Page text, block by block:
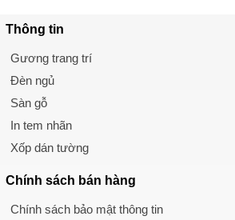
Thông tin
Gương trang trí
Đèn ngủ
Sàn gỗ
In tem nhãn
Xốp dán tường
Chính sách bán hàng
Chính sách bảo mật thông tin